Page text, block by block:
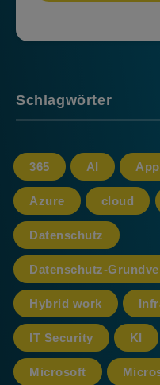
Schlagwörter
365 AI App
Azure cloud
Datenschutz
Datenschutz-
Hybrid work
IT Security KI
Microsoft